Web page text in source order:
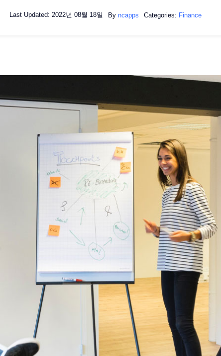
Last Updated: 2022년 08월 18일 By ncapps Categories: Finance